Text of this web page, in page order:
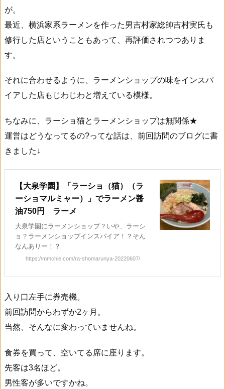
が。
最近、横浜家系ラーメンを作った男吉村家総帥吉村実氏も
修行した店ということもあって、再評価されつつありま
す。
それに合わせるように、ラーメンショップの味をインスパ
イアした店もじわじわと増えている模様。
ちなみに、ラーショ猫とラーメンショップは無関係★
運営はどうなってるの?ってな話は、前回訪問のブログに書
きました↓
【大泉学園】「ラーショ（猫）（ラ
ーショマルミャー）」でラーメン醤
油750円 ラーメ
大泉学園にラーメンショップ？いや、ラーシ
ョ？ラーメンショップインスパイア！？そん
なんありー！？
https://mmchie.com/ra-shomarunya-20220607/
入り口左手に券売機。
前回訪問からわずか2ヶ月。
当然、そんなに変わっていませんね。
食券を買って、空いてる席に座ります。
先客は3名ほど。
男性客が多いですかね。